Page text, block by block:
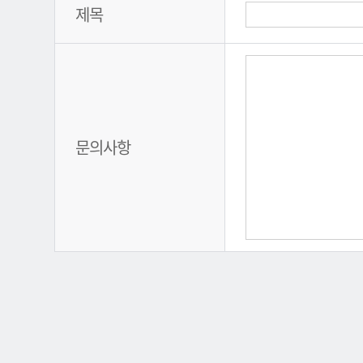
제목
문의사항